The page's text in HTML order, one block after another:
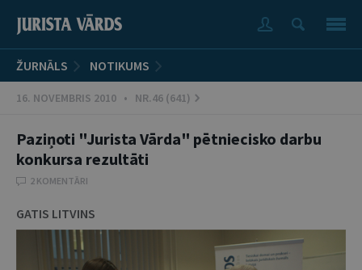
ŽURNĀLS NOTIKUMS
16. NOVEMBRIS 2010 • NR.46 (641)
Paziņoti "Jurista Vārda" pētniecisko darbu
konkursa rezultāti
2 KOMENTĀRI
GATIS LITVINS